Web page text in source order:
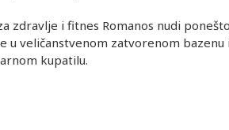
zdravlje i fitnes Romanos nudi
u veličanstvenom zatvorenom bazenu
kupatilu.